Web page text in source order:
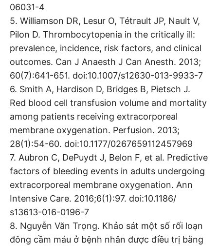
06031-4
5. Williamson DR, Lesur O, Tétrault JP, Nault V,
Pilon D. Thrombocytopenia in the critically ill:
prevalence, incidence, risk factors, and clinical
outcomes. Can J Anaesth J Can Anesth. 2013;
60(7):641-651. doi:10.1007/s12630-013-9933-7
6. Smith A, Hardison D, Bridges B, Pietsch J.
Red blood cell transfusion volume and mortality
among patients receiving extracorporeal
membrane oxygenation. Perfusion. 2013;
28(1):54-60. doi:10.1177/0267659112457969
7. Aubron C, DePuydt J, Belon F, et al. Predictive
factors of bleeding events in adults undergoing
extracorporeal membrane oxygenation. Ann
Intensive Care. 2016;6(1):97. doi:10.1186/
s13613-016-0196-7
8. Nguyễn Văn Trọng. Khảo sát một số rối loạn
đông cầm máu ở bệnh nhân được điều trị bằng